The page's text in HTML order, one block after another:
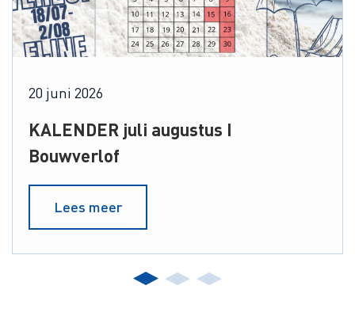
20 juni 2026
KALENDER juli augustus I
Bouwverlof
Lees meer